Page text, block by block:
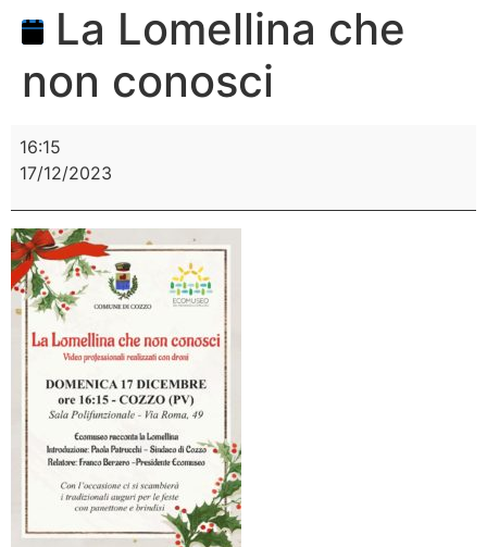
La Lomellina che
non conosci
16:15
17/12/2023